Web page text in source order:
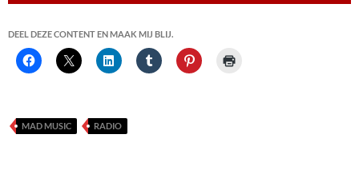
DEEL DEZE CONTENT EN MAAK MIJ BLIJ.
MAD MUSIC RADIO